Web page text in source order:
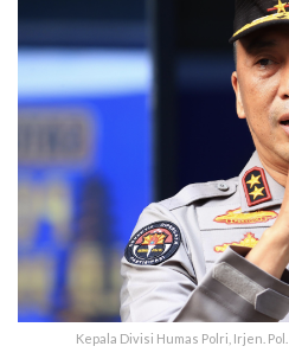
Kepala Divisi Humas Polri, Irjen. Pol.